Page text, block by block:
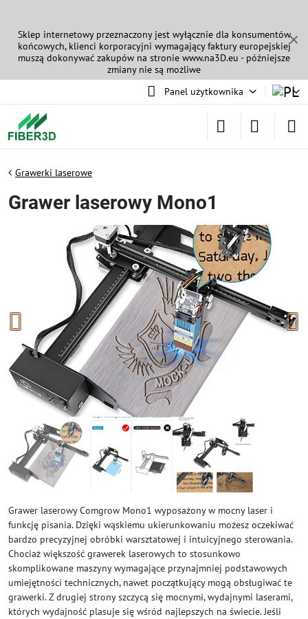
✕
Sklep internetowy przeznaczony jest wyłącznie dla konsumentów
końcowych, klienci korporacyjni wymagający faktury europejskiej
muszą dokonywać zakupów na stronie www.na3D.eu - późniejsze
zmiany nie są możliwe
Panel użytkownika
Grawerki laserowe
Grawer laserowy Mono1
Grawer laserowy Comgrow Mono1 wyposażony w mocny laser i
funkcję pisania. Dzięki wąskiemu ukierunkowaniu możesz oczekiwać
bardzo precyzyjnej obróbki warsztatowej i intuicyjnego sterowania.
Chociaż większość grawerek laserowych to stosunkowo
skomplikowane maszyny wymagające przynajmniej podstawowych
umiejętności technicznych, nawet początkujący mogą obsługiwać te
grawerki. Z drugiej strony szczycą się mocnymi, wydajnymi laserami,
których wydajność plasuje się wśród najlepszych na świecie. Jeśli